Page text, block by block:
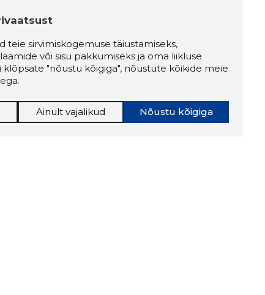
teie sirvimiskogemuse täiustamiseks,
või sisu pakkumiseks ja oma liikluse
klõpsate "nõustu kõigiga", nõustute kõikide meie
Nõustu kõigiga
Ainult vajalikud